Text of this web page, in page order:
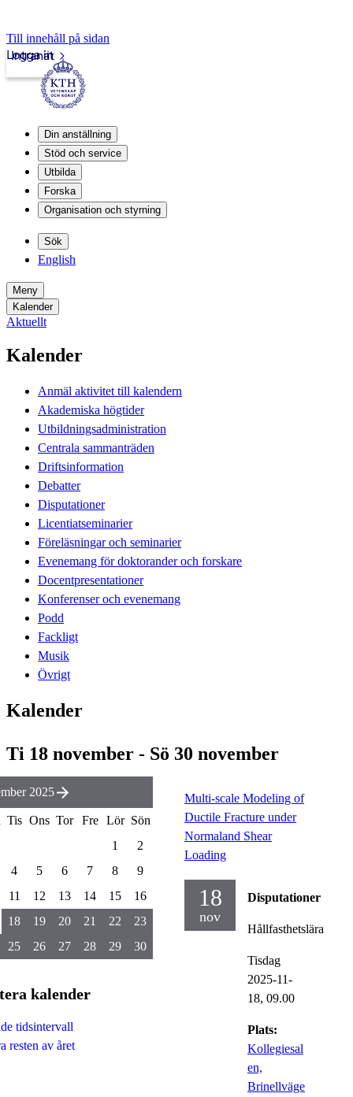
Till innehåll på sidan
Intranät
Logga in
Din anställning
Stöd och service
Utbilda
Forska
Organisation och styrning
Sök
English
Meny
Kalender
Aktuellt
Kalender
Anmäl aktivitet till kalendern
Akademiska högtider
Utbildningsadministration
Centrala sammanträden
Driftsinformation
Debatter
Disputationer
Licentiatseminarier
Föreläsningar och seminarier
Evenemang för doktorander och forskare
Docentpresentationer
Konferenser och evenemang
Podd
Fackligt
Musik
Övrigt
Kalender
Ti 18 november - Sö 30 november
Multi-scale Modeling of
Ductile Fracture under
Normaland Shear
Loading
18
nov
Disputationer
Hållfasthetslära
Tisdag
2025-11-
18, 09.00
Plats:
Kollegiesal
en,
Brinellväge
2025
Tis Ons Tor Fre Lör Sön
1
2
4
5 6 7 8
9
11
12 13 14 15
16
18
19 20 21 22
23
25
26 27 28 29 30
kalender
tidsintervall
resten av året